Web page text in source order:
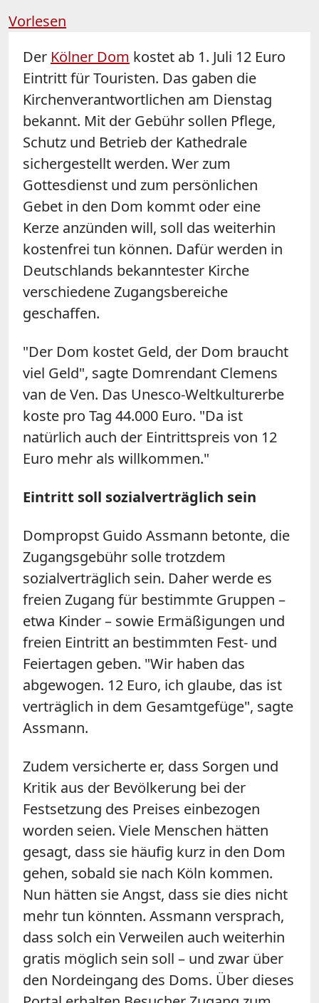
Vorlesen
Der Kölner Dom kostet ab 1. Juli 12 Euro
Eintritt für Touristen. Das gaben die
Kirchenverantwortlichen am Dienstag
bekannt. Mit der Gebühr sollen Pflege,
Schutz und Betrieb der Kathedrale
sichergestellt werden. Wer zum
Gottesdienst und zum persönlichen
Gebet in den Dom kommt oder eine
Kerze anzünden will, soll das weiterhin
kostenfrei tun können. Dafür werden in
Deutschlands bekanntester Kirche
verschiedene Zugangsbereiche
geschaffen.
"Der Dom kostet Geld, der Dom braucht
viel Geld", sagte Domrendant Clemens
van de Ven. Das Unesco-Weltkulturerbe
koste pro Tag 44.000 Euro. "Da ist
natürlich auch der Eintrittspreis von 12
Euro mehr als willkommen."
Eintritt soll sozialverträglich sein
Dompropst Guido Assmann betonte, die
Zugangsgebühr solle trotzdem
sozialverträglich sein. Daher werde es
freien Zugang für bestimmte Gruppen –
etwa Kinder – sowie Ermäßigungen und
freien Eintritt an bestimmten Fest- und
Feiertagen geben. "Wir haben das
abgewogen. 12 Euro, ich glaube, das ist
verträglich in dem Gesamtgefüge", sagte
Assmann.
Zudem versicherte er, dass Sorgen und
Kritik aus der Bevölkerung bei der
Festsetzung des Preises einbezogen
worden seien. Viele Menschen hätten
gesagt, dass sie häufig kurz in den Dom
gehen, sobald sie nach Köln kommen.
Nun hätten sie Angst, dass sie dies nicht
mehr tun könnten. Assmann versprach,
dass solch ein Verweilen auch weiterhin
gratis möglich sein soll – und zwar über
den Nordeingang des Doms. Über dieses